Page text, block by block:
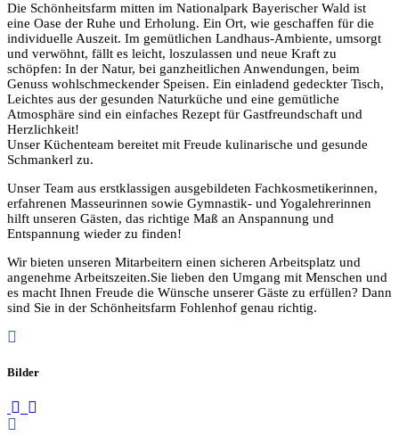
Die Schönheitsfarm mitten im Nationalpark Bayerischer Wald ist
eine Oase der Ruhe und Erholung. Ein Ort, wie geschaffen für die
individuelle Auszeit. Im gemütlichen Landhaus-Ambiente, umsorgt
und verwöhnt, fällt es leicht, loszulassen und neue Kraft zu
schöpfen: In der Natur, bei ganzheitlichen Anwendungen, beim
Genuss wohlschmeckender Speisen. Ein einladend gedeckter Tisch,
Leichtes aus der gesunden Naturküche und eine gemütliche
Atmosphäre sind ein einfaches Rezept für Gastfreundschaft und
Herzlichkeit!
Unser Küchenteam bereitet mit Freude kulinarische und gesunde
Schmankerl zu.
Unser Team aus erstklassigen ausgebildeten Fachkosmetikerinnen,
erfahrenen Masseurinnen sowie Gymnastik- und Yogalehrerinnen
hilft unseren Gästen, das richtige Maß an Anspannung und
Entspannung wieder zu finden!
Wir bieten unseren Mitarbeitern einen sicheren Arbeitsplatz und
angenehme Arbeitszeiten.Sie lieben den Umgang mit Menschen und
es macht Ihnen Freude die Wünsche unserer Gäste zu erfüllen? Dann
sind Sie in der Schönheitsfarm Fohlenhof genau richtig.
Bilder